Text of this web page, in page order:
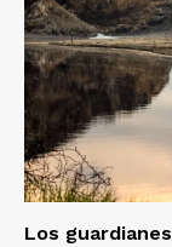
Los guardianes